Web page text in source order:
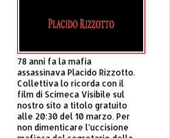
78 anni fa la mafia
assassinava Placido Rizzotto.
Collettiva lo ricorda con il
film di Scimeca Visibile sul
nostro sito a titolo gratuito
alle 20:30 del 10 marzo. Per
non dimenticare l’uccisione